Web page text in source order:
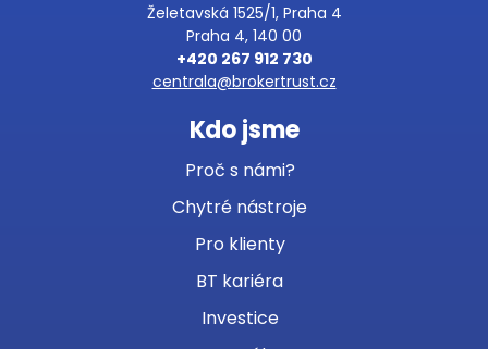
Želetavská 1525/1, Praha 4
Praha 4, 140 00
+420 267 912 730
centrala@brokertrust.cz
Kdo jsme
Proč s námi?
Chytré nástroje
Pro klienty
BT kariéra
Investice